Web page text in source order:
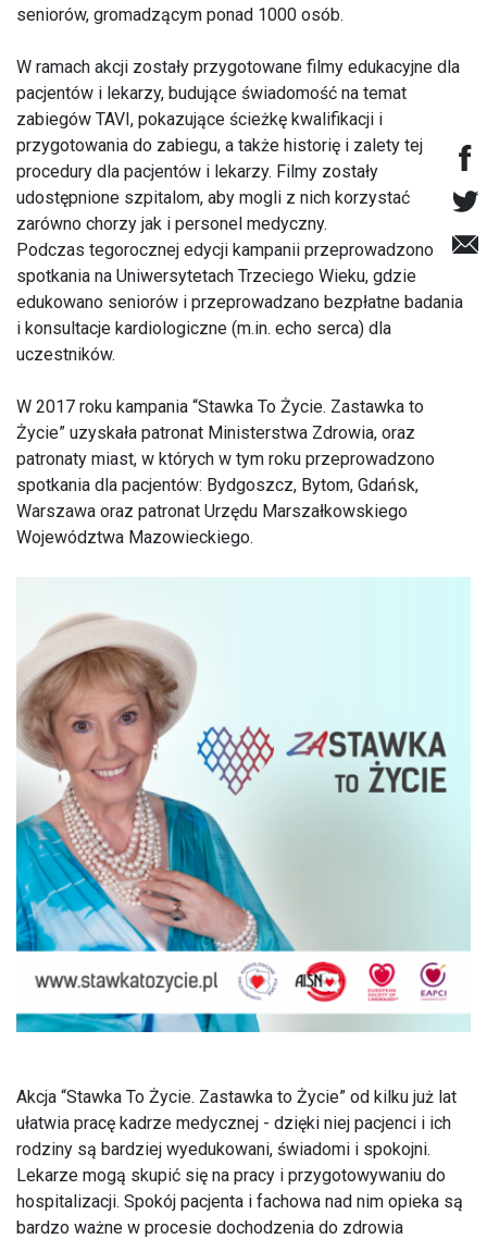
seniorów, gromadzącym ponad 1000 osób.
W ramach akcji zostały przygotowane filmy edukacyjne dla
pacjentów i lekarzy, budujące świadomość na temat
zabiegów TAVI, pokazujące ścieżkę kwalifikacji i
przygotowania do zabiegu, a także historię i zalety tej
procedury dla pacjentów i lekarzy. Filmy zostały
udostępnione szpitalom, aby mogli z nich korzystać
zarówno chorzy jak i personel medyczny.
Podczas tegorocznej edycji kampanii przeprowadzono
spotkania na Uniwersytetach Trzeciego Wieku, gdzie
edukowano seniorów i przeprowadzano bezpłatne badania
i konsultacje kardiologiczne (m.in. echo serca) dla
uczestników.
W 2017 roku kampania “Stawka To Życie. Zastawka to
Życie” uzyskała patronat Ministerstwa Zdrowia, oraz
patronaty miast, w których w tym roku przeprowadzono
spotkania dla pacjentów: Bydgoszcz, Bytom, Gdańsk,
Warszawa oraz patronat Urzędu Marszałkowskiego
Województwa Mazowieckiego.
Akcja “Stawka To Życie. Zastawka to Życie” od kilku już lat
ułatwia pracę kadrze medycznej - dzięki niej pacjenci i ich
rodziny są bardziej wyedukowani, świadomi i spokojni.
Lekarze mogą skupić się na pracy i przygotowywaniu do
hospitalizacji. Spokój pacjenta i fachowa nad nim opieka są
bardzo ważne w procesie dochodzenia do zdrowia